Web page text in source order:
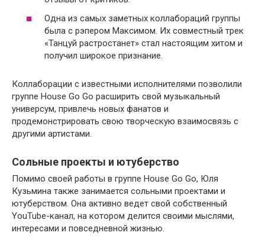
Одна из самых заметных коллабораций группы
была с рэпером Максимом. Их совместный трек
«Танцуй растростанет» стал настоящим хитом и
получил широкое признание.
Коллаборации с известными исполнителями позволили
группе House Go Go расширить свой музыкальный
универсум, привлечь новых фанатов и
продемонстрировать свою творческую взаимосвязь с
другими артистами.
Сольные проекты и ютуберство
Помимо своей работы в группе House Go Go, Юля
Кузьмина также занимается сольными проектами и
ютуберством. Она активно ведет свой собственный
YouTube-канал, на котором делится своими мыслями,
интересами и повседневной жизнью.